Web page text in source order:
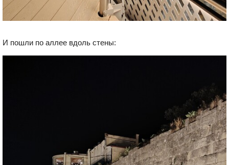
И пошли по аллее вдоль стены: